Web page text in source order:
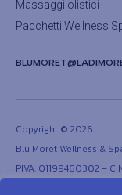
Massaggi olistici
Pacchetti Wellness
Copyright © 2026
Blu Moret Wellness &